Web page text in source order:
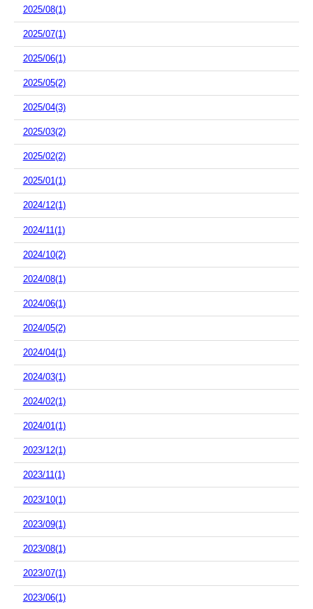
2025/08(1)
2025/07(1)
2025/06(1)
2025/05(2)
2025/04(3)
2025/03(2)
2025/02(2)
2025/01(1)
2024/12(1)
2024/11(1)
2024/10(2)
2024/08(1)
2024/06(1)
2024/05(2)
2024/04(1)
2024/03(1)
2024/02(1)
2024/01(1)
2023/12(1)
2023/11(1)
2023/10(1)
2023/09(1)
2023/08(1)
2023/07(1)
2023/06(1)